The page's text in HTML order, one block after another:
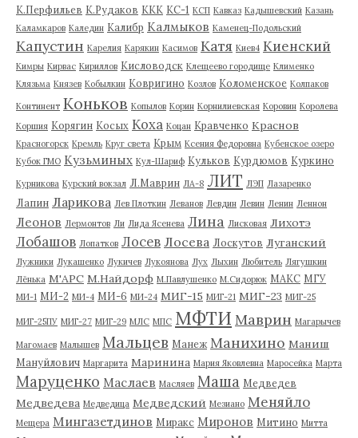
К.Перфильев К.Рудаков ККК КС-1 КСП Кавказ Кадышевский Казань
Каламкаров Каледин Калибр Калмыков Каменец-Подольский
Капустин Карелия Карякин Касимов Катя Киев4 Киенский
Кимры Кирвас Кириллов Кисловодск Клещеево городище Клименко
Клязьма Князев Кобылкин Ковригино Козлов Коломенское Колпаков
Континент Коньков Копылов Корин Корнилиевская Коровин Королева
Коршия Корягин Косых Коха Коцан Кравченко Краснов
Красногорск Кремль Круг света Крым Ксения Федоровна Кубенское озеро
Кубок ГМО Кузьминых Кул-Шариф Кульков Курдюмов Куркино
Курникова Курский вокзал Л.Маврин ЛА-8 ЛИТ ЛЭП Лазаренко
Лапин Ларикова Лев Плоткин Леванов Левдин Левин Ленин Леннон
Леонов Лермонтов Ли Лида Ясенева Лина Лисковая Лихотэ
Лобашов Лопатков Лосев Лосева Лоскутов Луганский
Лужники Лукашенко Лукичев Лукоянова Лух Лыхин Любитель Лягушкин
Лёнька М'АРС М.Найдорф М.Павлушенко М.Сидорюк МАКС МГУ
МИ-1 МИ-2 МИ-4 МИ-6 МИ-24 МИГ-15 МИГ-21 МИГ-23 МИГ-25
МИГ-25ПУ МИГ-27 МИГ-29 МЛС МПС МФТИ Маврин Магарычев
Магомаев Малышев Мальцев Манеж Манихино Маниш
Мануйлович Маргарита Маринина Мария Яковлевна Маросейка Марта
Маруценко Маслаев Масляев Маша Медведев
Медведева Медведица Медведский Мезиано Меняйло
Мещера Мингазетдинов Миракс Миронов Митино Митта